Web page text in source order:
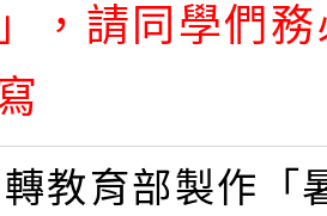
，請同學們
教育部製作「